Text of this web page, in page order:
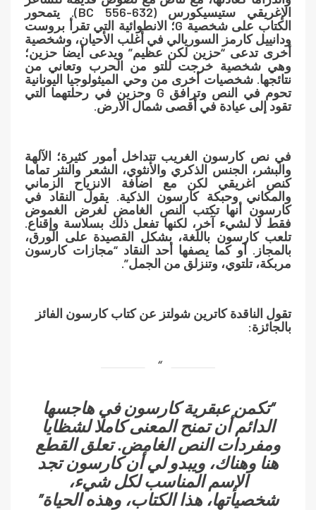
الإغريقي ستيسيكورس (632-556 BC). يتمحور
الكتاب على شخصية G؛ الانطوائية التي تقرأ بروست
ودانييل كارمز السوريالي في أغلب الأحيان، وشخصية
أخرى تدعى “حزين لكن عظيم” ويدعى أيضا حزين؛
وهي شخصية خرجت للتو من الحرب وتعاني من
نتائجها. شخصيات أخرى من وحي الميثولوجيا اليونانية
تحوم في النص وترافق G وحزين في رحلتهما التي
تقود إلى عيادة في أقصى شمال الأرض.
في نص كارسون الغريب تتداخل أمور كثيرة؛ الآلهة
والبشر، الجنس الذكري والأنثوي، الشعر والنثر تماما
كنص اغريقي لكن مع اضافة الانزياح الزماني
والمكاني وحبكة كارسون الذكية. يقول النقاد في
كارسون أنها تكتب النص الغامض لغرض الغموض
فقط لا لشيء آخر، لكنها تفعل ذلك بسلاسة وإقناع.
تلعب كارسون باللغة، بشكل القصيدة على الورق،
بالمجاز. أو كما يصفها أحد النقاد “مجازات كارسون
مربكة، تلتوي، وتنزلق من الجمل”.
تقول الناقدة كاترين شولتز عن كتاب كارسون الفائز
بالجائزة:
“تكمن عبقرية كارسون في هاجسها
الدائم أن تمنح المعنى كاملا لشظايا
ومفردات النص الغامض. تعلق القطع
هنا وهناك، ويبدو لي أن كارسون تجد
الإسم المناسب لكل شيء،
شخصياتها، هذا الكتاب، وهذه الحياة”